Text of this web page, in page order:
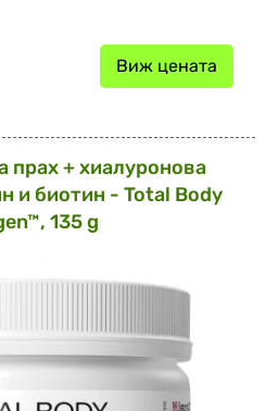
Виж цената
прах + хиалуронова
и биотин - Total Body
135 g